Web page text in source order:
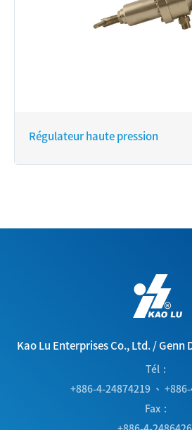
Régulateur haute pression
Kao Lu Enterprises Co., Ltd./Genn
Tél
+886-4-24874219 、
Fax